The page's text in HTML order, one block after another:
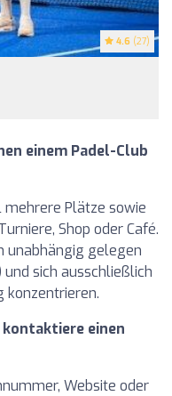
4.6 (27)
einem Padel-Club
mehrere Plätze sowie
Shop oder Café.
unabhängig gelegen
und sich ausschließlich
konzentrieren.
kontaktiere einen
Website oder